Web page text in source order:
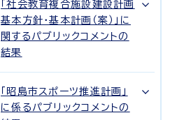
「社会教育複合施設建設計画
基本方針・基本計画（案）」に
関するパブリックコメントの
結果
「昭島市スポーツ推進計画」
に係るパブリックコメントの